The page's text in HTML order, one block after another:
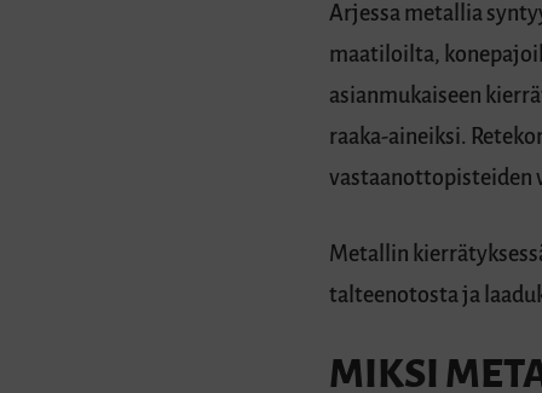
Arjessa metallia
maatiloilta,
asianmukaiseen
raaka-aineiksi.
vastaanottopisteiden
Metallin
talteenotosta ja
MIKSI